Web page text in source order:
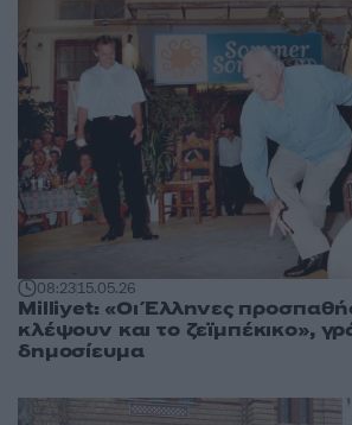
08:2315.05.26
Milliyet: «Οι Έλληνες
κλέψουν και το ζεϊμπέκικο»,
δημοσίευμα